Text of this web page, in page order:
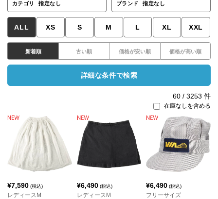
カテゴリ 指定なし ブランド 指定なし
ALL XS S M L XL XXL
新着順 古い順 価格が安い順 価格が高い順
詳細な条件で検索
60 / 3253 件
在庫なしを含める
¥7,590 (税込)
レディースM
¥6,490(税込)
レディースM
¥6,490 (税込)
フリーサイズ